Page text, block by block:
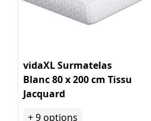
vidaXL Surmatelas
Blanc 80 x 200 cm Tissu
Jacquard
+9options